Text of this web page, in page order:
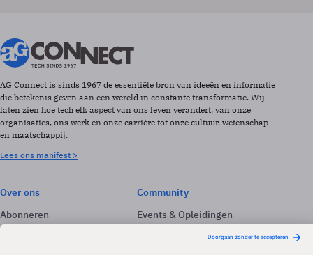
AG Connect is sinds 1967 de essentiële bron van ideeën en informatie
die betekenis geven aan een wereld in constante transformatie. Wij
laten zien hoe tech elk aspect van ons leven verandert, van onze
organisaties, ons werk en onze carrière tot onze cultuur, wetenschap
en maatschappij.
Lees ons manifest >
Over ons
Abonneren
Adverteren
Community
Events & Opleidingen